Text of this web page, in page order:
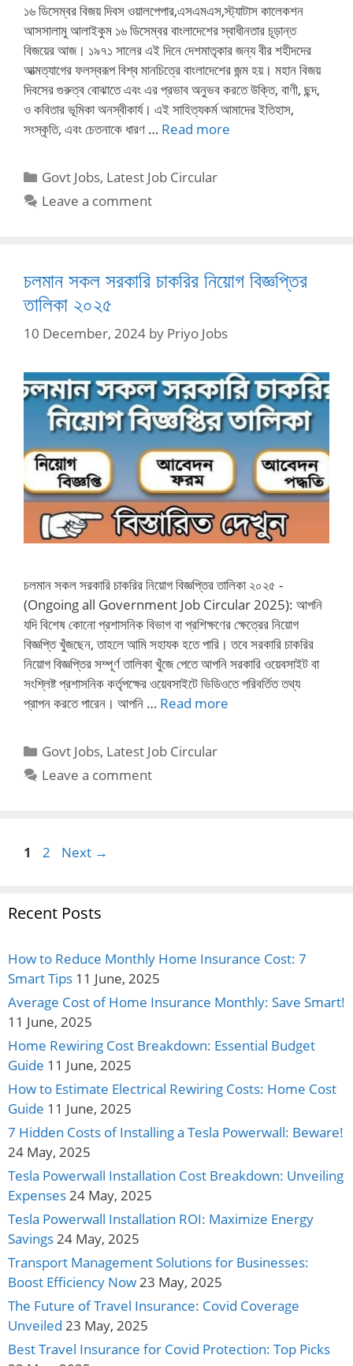
১৬ ডিসেম্বর বিজয় দিবস ওয়ালপেপার,এসএমএস,স্ট্যাটাস কালেকশন
আসসালামু আলাইকুম ১৬ ডিসেম্বর বাংলাদেশের স্বাধীনতার চূড়ান্ত
বিজয়ের আজ। ১৯৭১ সালের এই দিনে দেশমাতৃকার জন্য বীর শহীদদের
আত্মত্যাগের ফলস্বরূপ বিশ্ব মানচিত্রে বাংলাদেশের জন্ম হয়। মহান বিজয়
দিবসের গুরুত্ব বোঝাতে এবং এর প্রভাব অনুভব করতে উক্তি, বাণী, ছন্দ,
ও কবিতার ভূমিকা অনস্বীকার্য। এই সাহিত্যকর্ম আমাদের ইতিহাস,
সংস্কৃতি, এবং চেতনাকে ধারণ … Read more
Categories
Govt Jobs, Latest Job Circular
Leave a comment
চলমান সকল সরকারি চাকরির নিয়োগ বিজ্ঞপ্তির
তালিকা ২০২৫
10 December, 2024 by Priyo Jobs
চলমান সকল সরকারি চাকরির নিয়োগ বিজ্ঞপ্তির তালিকা ২০২৫ -
(Ongoing all Government Job Circular 2025): আপনি
যদি বিশেষ কোনো প্রশাসনিক বিভাগ বা প্রশিক্ষণের ক্ষেত্রের নিয়োগ
বিজ্ঞপ্তি খুঁজছেন, তাহলে আমি সহাযক হতে পারি। তবে সরকারি চাকরির
নিয়োগ বিজ্ঞপ্তির সম্পূর্ণ তালিকা খুঁজে পেতে আপনি সরকারি ওয়েবসাইট বা
সংশ্লিষ্ট প্রশাসনিক কর্তৃপক্ষের ওয়েবসাইটে ভিডিওতে পরিবর্তিত তথ্য
প্রাপন করতে পারেন। আপনি … Read more
Categories
Govt Jobs, Latest Job Circular
Leave a comment
Page
1 Page
2 Next →
Recent Posts
How to Reduce Monthly Home Insurance Cost: 7
Smart Tips 11 June, 2025
Average Cost of Home Insurance Monthly: Save Smart!
11 June, 2025
Home Rewiring Cost Breakdown: Essential Budget
Guide 11 June, 2025
How to Estimate Electrical Rewiring Costs: Home Cost
Guide 11 June, 2025
7 Hidden Costs of Installing a Tesla Powerwall: Beware!
24 May, 2025
Tesla Powerwall Installation Cost Breakdown: Unveiling
Expenses24 May, 2025
Tesla Powerwall Installation ROI: Maximize Energy
Savings24 May, 2025
Transport Management Solutions for Businesses:
Boost Efficiency Now23 May, 2025
The Future of Travel Insurance: Covid Coverage
Unveiled 23 May, 2025
Best Travel Insurance for Covid Protection: Top Picks